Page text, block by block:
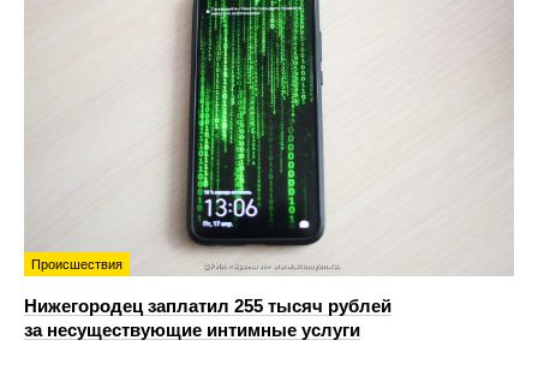
Происшествия
Нижегородец заплатил 255 тысяч рублей
за несуществующие интимные услуги